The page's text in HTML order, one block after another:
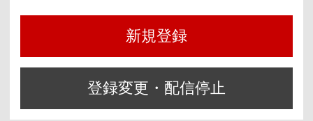
新規登録
登録変更・配信停止